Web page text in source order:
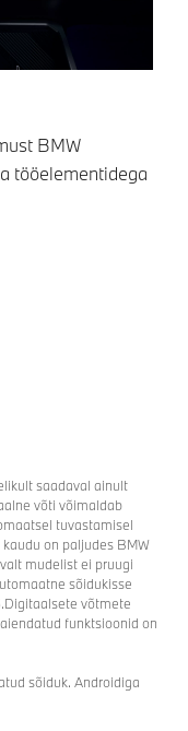
BMW
tööelementidega
saadaval ainult
võti võimaldab
tuvastamisel
on paljudes BMW
mudelist ei pruugi
sõidukisse
võtmete
funktsioonid on
sõiduk. Androidiga